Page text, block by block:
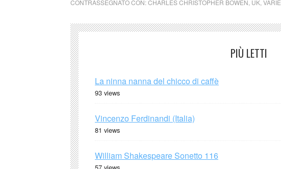
CONTRASSEGNATO CON:CHARLES CHRISTOPHER BOWEN UK VARIE
PIÙ LETTI
La ninna nanna del chicco di caffè
93 views
Vincenzo Ferdinandi (Italia)
81 views
William Shakespeare Sonetto 116